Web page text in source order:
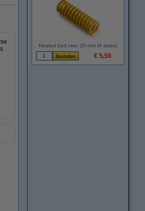
Heated bed veer 25 mm (4 stuks)
€ 5,50